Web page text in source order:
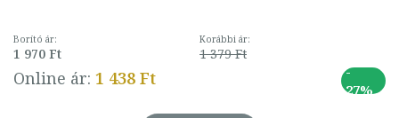
Borító ár:
1 970 Ft
Korábbi ár:
1 379 Ft
Online ár: 1 438 Ft
-
27%